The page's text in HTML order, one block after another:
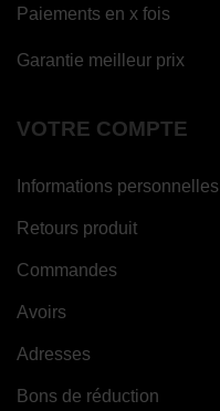
Paiements en x fois
Garantie meilleur prix
VOTRE COMPTE
Informations personnelles
Retours produit
Commandes
Avoirs
Adresses
Bons de réduction